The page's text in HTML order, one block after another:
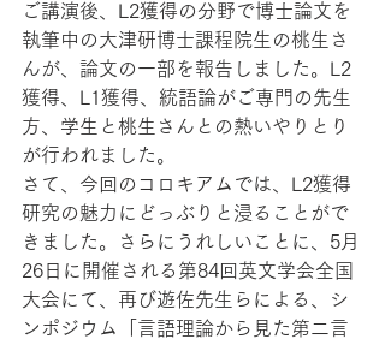
ご講演後、L2獲得の分野で博士論文を
執筆中の大津研博士課程院生の桃生さ
んが、論文の一部を報告しました。L2
獲得、L1獲得、統語論がご専門の先生
方、学生と桃生さんとの熱いやりとり
が行われました。
さて、今回のコロキアムでは、L2獲得
研究の魅力にどっぶりと浸ることがで
きました。さらにうれしいことに、5月
26日に開催される第84回英文学会全国
大会にて、再び遊佐先生らによる、シ
ンポジウム「言語理論から見た第二言